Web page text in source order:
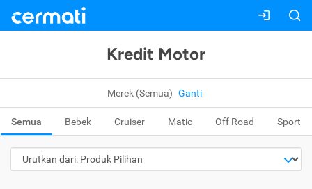
Kredit Motor
Merek (Semua) Ganti
Semua Bebek Cruiser Matic Off Road Sport